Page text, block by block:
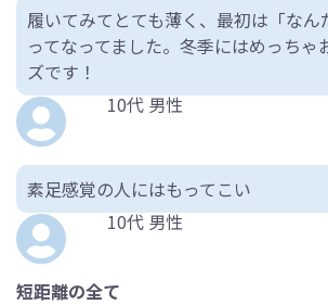
履いてみてとても薄く、最初は「なん
ってなってました。冬季にはめっちゃ
ズです！
10代 男性
素足感覚の人にはもってこい
10代 男性
短距離の全て